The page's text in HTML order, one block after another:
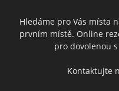
Hledáme pro Vás místa
prvním místě. Online
pro dovolenou
Kontaktujte